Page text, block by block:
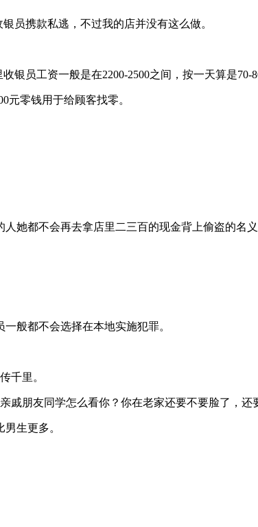
员携款私逃，不过我的店并没有这么做。
员工资一般是在2200-2500之间，按一天算是70-
元零钱用于给顾客找零。
她都不会再去拿店里二三百的现金背上偷盗的名
般都不会选择在本地实施犯罪。
千里。
戚朋友同学怎么看你？你在老家还要不要脸了，还
生更多。